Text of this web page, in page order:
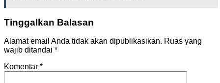
Tinggalkan Balasan
Alamat email Anda tidak akan dipublikasikan. Ruas yang
wajib ditandai *
Komentar *